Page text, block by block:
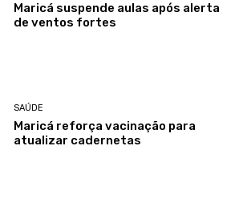
Maricá suspende aulas após alerta
de ventos fortes
SAÚDE
Maricá reforça vacinação para
atualizar cadernetas